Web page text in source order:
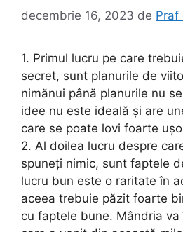
decembrie 16, 2023 de Praf
1. Primul lucru pe care
secret, sunt planurile de
nimănui până planurile nu
idee nu este ideală și are
care se poate lovi foarte
2. Al doilea lucru despre
spuneți nimic, sunt faptele
lucru bun este o raritate în
aceea trebuie păzit foarte
cu faptele bune. Mândria